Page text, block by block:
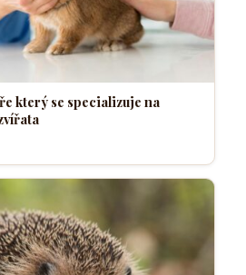
který se specializuje na